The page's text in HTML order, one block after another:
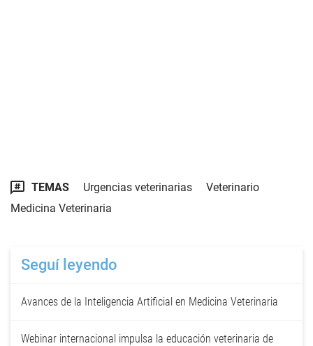
TEMAS Urgencias veterinarias
Veterinario
Medicina Veterinaria
Seguí leyendo
Avances de la Inteligencia Artificial en Medicina Veterinaria
Webinar internacional impulsa la educación veterinaria de